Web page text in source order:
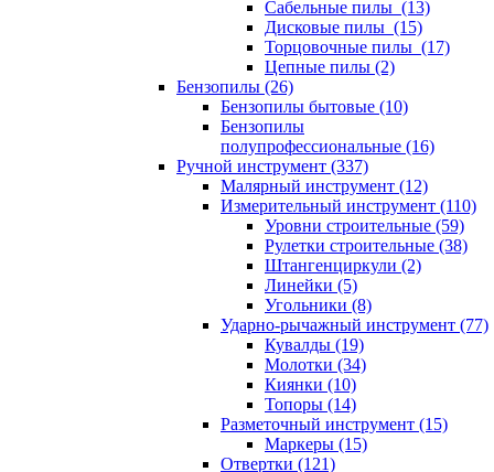
Сабельные пилы (13)
Дисковые пилы (15)
Торцовочные пилы (17)
Цепные пилы (2)
Бензопилы (26)
Бензопилы бытовые (10)
Бензопилы
полупрофессиональные (16)
Ручной инструмент (337)
Малярный инструмент (12)
Измерительный инструмент (110)
Уровни строительные (59)
Рулетки строительные (38)
Штангенциркули (2)
Линейки (5)
Угольники (8)
Ударно-рычажный инструмент (77)
Кувалды (19)
Молотки (34)
Киянки (10)
Топоры (14)
Разметочный инструмент (15)
Маркеры (15)
Отвертки (121)